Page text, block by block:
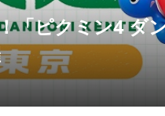
「ピクミン4 ダ